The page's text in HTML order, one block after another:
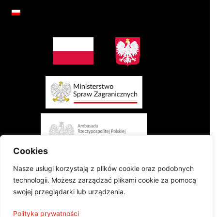
Cookies
Nasze usługi korzystają z plików cookie oraz podobnych
technologii. Możesz zarządzać plikami cookie za pomocą
swojej przeglądarki lub urządzenia.
Polityka prywatności
Projekt finansowany przez Ministerstwo Spraw Zagranicznych Rzeczypospolitej